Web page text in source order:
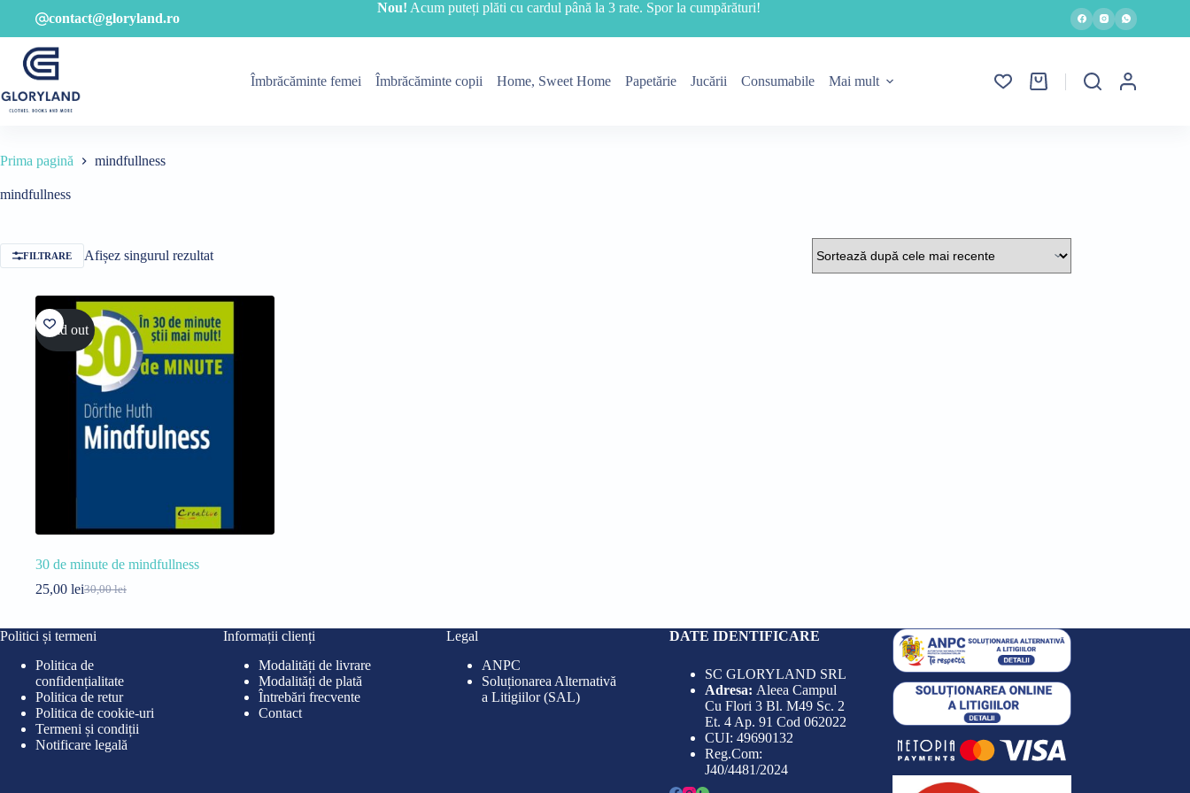
conținut
contact@gloryland.ro
Nou! Acum puteți plăti cu cardul până la 3 rate. Spor la cumpărături!
Îmbrăcăminte femei Îmbrăcăminte copii Home, Sweet Home Papetărie Jucării Consumabile Mai mult
Coș
Prima pagină mindfullness
mindfullness
FILTRARE Afișez singurul rezultat
Sold out
30 de minute de mindfullness
30,00lei
Prețul
a
fost:
30,00 lei.
25,00 leiPrețul
este:
25,00 lei.
Politici și termeni
Politica de
confidențialitate
Politica de retur
Politica de cookie-uri
Termeni și condiții
Notificare legală
Informații clienți
Modalități de livrare
Modalități de plată
Întrebări frecvente
Contact
Legal
ANPC
Soluționarea Alternativă
a Litigiilor (SAL)
DATE IDENTIFICARE
SC GLORYLAND SRL
Adresa: Aleea Campul
Cu Flori 3 Bl. M49 Sc. 2
Et. 4 Ap. 91 Cod 062022
CUI: 49690132
Reg.Com:
J40/4481/2024